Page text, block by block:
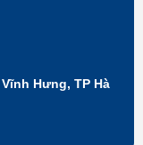
Hưng, TP Hà